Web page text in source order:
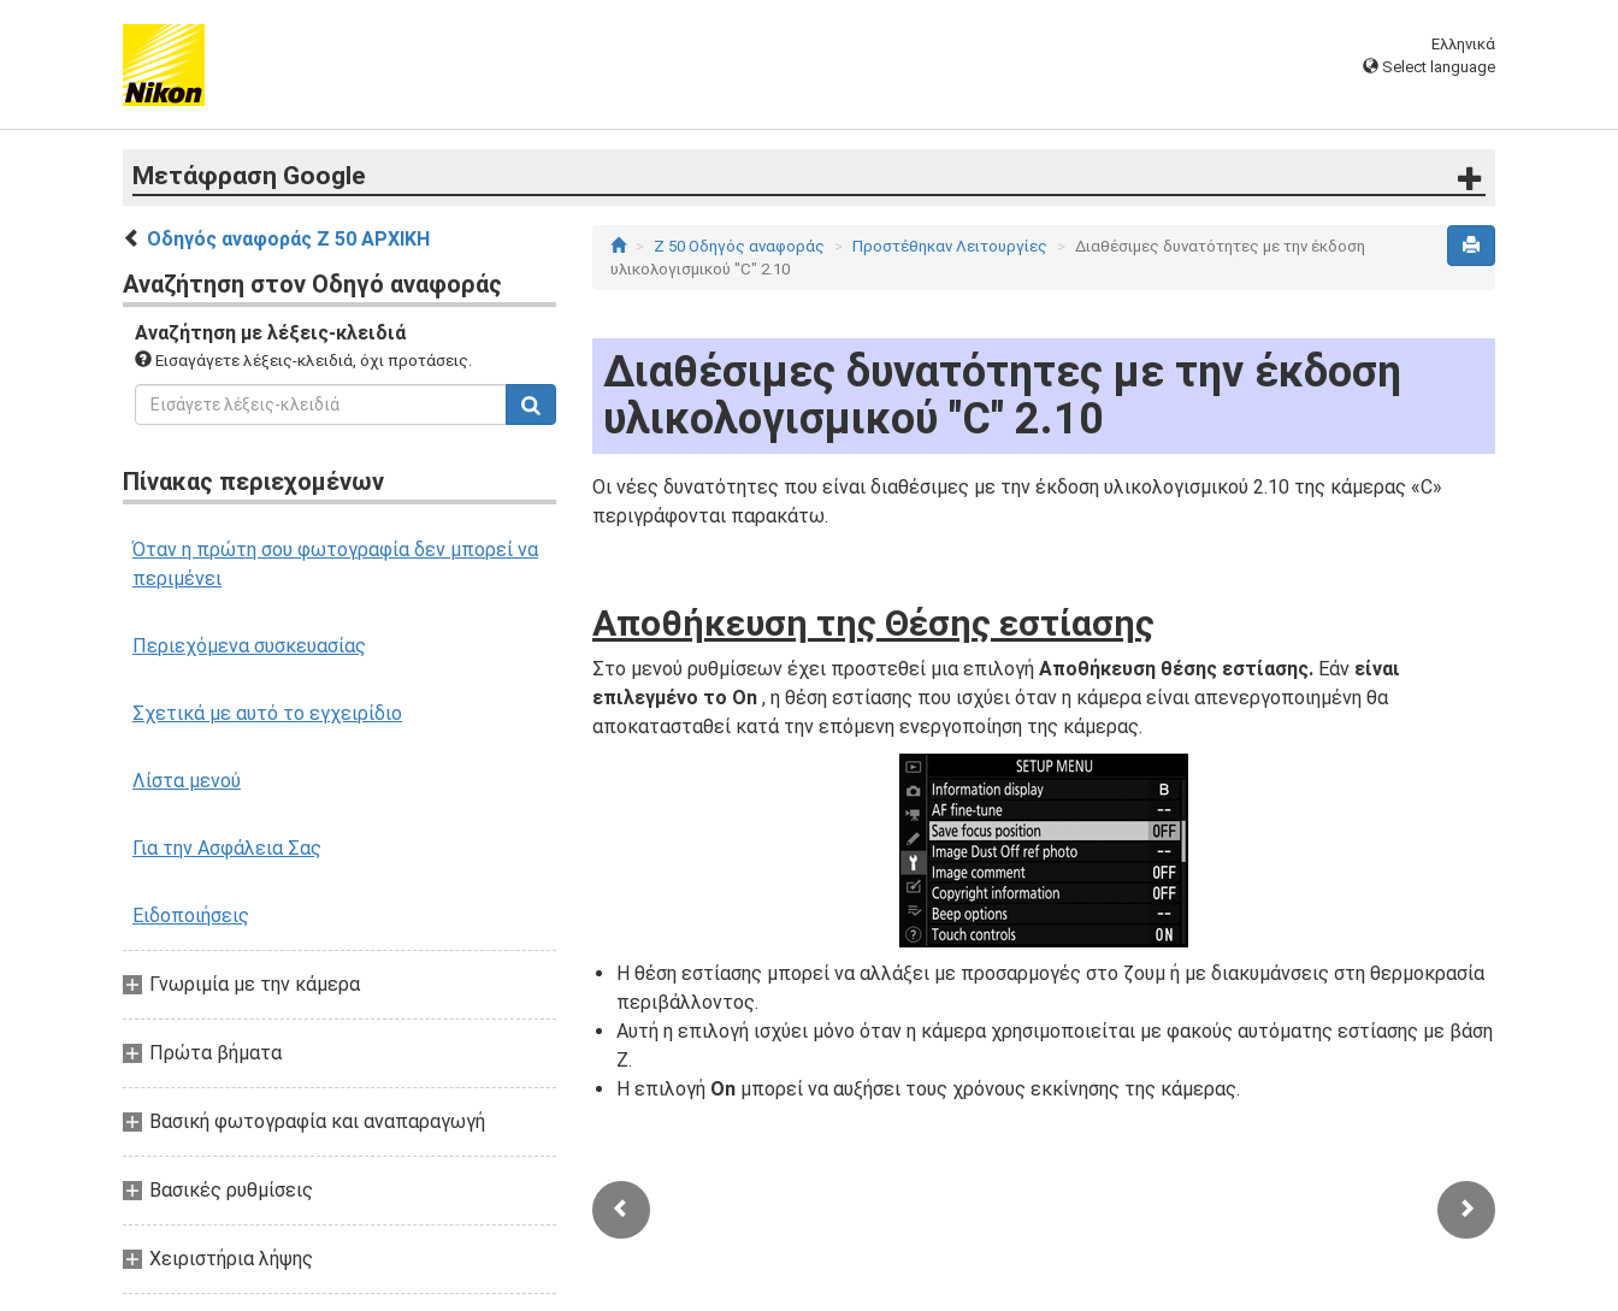
Ελληνικά
Select language
Μετάφραση Google
Οδηγός αναφοράς Z 50 ΑΡΧΙΚΗ
Αναζήτηση στον Οδηγό αναφοράς
Αναζήτηση με λέξεις-κλειδιά
Εισαγάγετε λέξεις-κλειδιά, όχι προτάσεις.
Πίνακας περιεχομένων
Όταν η πρώτη σου φωτογραφία δεν μπορεί να
περιμένει
Περιεχόμενα συσκευασίας
Σχετικά με αυτό το εγχειρίδιο
Λίστα μενού
Για την Ασφάλεια Σας
Ειδοποιήσεις
Γνωριμία με την κάμερα
Πρώτα βήματα
Βασική φωτογραφία και αναπαραγωγή
Βασικές ρυθμίσεις
Χειριστήρια λήψης
Z 50 Οδηγός αναφοράς Προστέθηκαν Λειτουργίες
Διαθέσιμες δυνατότητες με την έκδοση
υλικολογισμικού "C" 2.10
Διαθέσιμες δυνατότητες με την έκδοση
υλικολογισμικού "C" 2.10
Οι νέες δυνατότητες που είναι διαθέσιμες με την έκδοση υλικολογισμικού 2.10 της κάμερας «C»
περιγράφονται παρακάτω.
Αποθήκευση της Θέσης εστίασης
Στο μενού ρυθμίσεων έχει προστεθεί μια επιλογή Αποθήκευση θέσης εστίασης. Εάν είναι
επιλεγμένο το On , η θέση εστίασης που ισχύει όταν η κάμερα είναι απενεργοποιημένη θα
αποκατασταθεί κατά την επόμενη ενεργοποίηση της κάμερας.
Η θέση εστίασης μπορεί να αλλάξει με προσαρμογές στο ζουμ ή με διακυμάνσεις στη θερμοκρασία
περιβάλλοντος.
Αυτή η επιλογή ισχύει μόνο όταν η κάμερα χρησιμοποιείται με φακούς αυτόματης εστίασης με βάση
Z.
Η επιλογή On μπορεί να αυξήσει τους χρόνους εκκίνησης της κάμερας.